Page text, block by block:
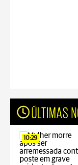
ÚLTIMAS
10:29